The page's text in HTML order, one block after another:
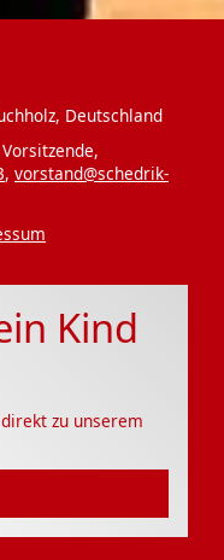
Deutschland
, vorstand@schedrik-
Kind
zu unserem